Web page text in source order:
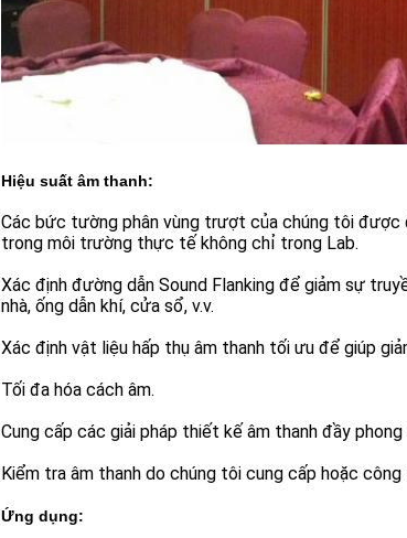
Hiệu suất âm thanh:
Các bức tường phân vùng trượt của chúng tôi được
trong môi trường thực tế không chỉ trong Lab.
Xác định đường dẫn Sound Flanking để giảm sự
nhà, ống dẫn khí, cửa sổ, v.v.
Xác định vật liệu hấp thụ âm thanh tối ưu để giúp
Tối đa hóa cách âm.
Cung cấp các giải pháp thiết kế âm thanh đầy phong
Kiểm tra âm thanh do chúng tôi cung cấp hoặc
Ứng dụng: